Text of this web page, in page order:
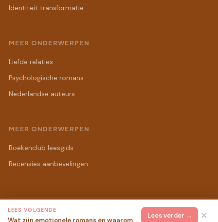
Identiteit transformatie
MEER ONDERWERPEN
Liefde relaties
Psychologische romans
Nederlandse auteurs
MEER ONDERWERPEN
Boekenclub leesgids
Recensies aanbevelingen
© 2026 Sandra's Romanwereld Alle rechten voorbehouden.
LEES VOLGENDE
Wat zijn emotionele romans en waarom raken ze zo diep?
Lees verder → ✕